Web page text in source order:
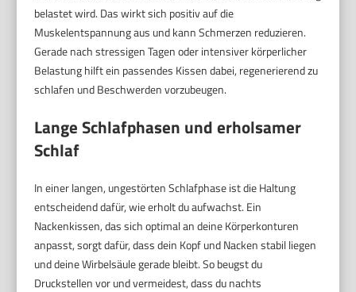
belastet wird. Das wirkt sich positiv auf die
Muskelentspannung aus und kann Schmerzen reduzieren.
Gerade nach stressigen Tagen oder intensiver körperlicher
Belastung hilft ein passendes Kissen dabei, regenerierend zu
schlafen und Beschwerden vorzubeugen.
Lange Schlafphasen und erholsamer
Schlaf
In einer langen, ungestörten Schlafphase ist die Haltung
entscheidend dafür, wie erholt du aufwachst. Ein
Nackenkissen, das sich optimal an deine Körperkonturen
anpasst, sorgt dafür, dass dein Kopf und Nacken stabil liegen
und deine Wirbelsäule gerade bleibt. So beugst du
Druckstellen vor und vermeidest, dass du nachts